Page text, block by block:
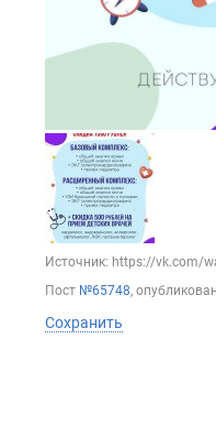
Источник: https://vk.com/
Пост №65748, опубликован
Сохранить